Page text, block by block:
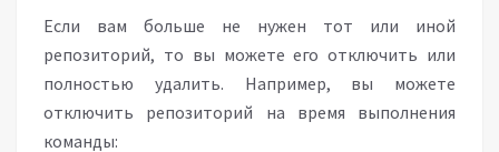
Если вам больше не нужен тот или иной
репозиторий, то вы можете его отключить или
полностью удалить. Например, вы можете
отключить репозиторий на время выполнения
команды: